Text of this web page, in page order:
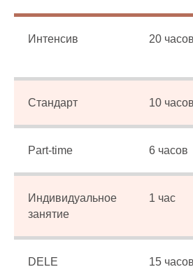
Интенсив 20 часов
Стандарт 10 часов
Part-time 6 часов
Индивидуальное
занятие
1 час
DELE 15 часов
Ваш номер телефона
Ваш email
Оставить заявку